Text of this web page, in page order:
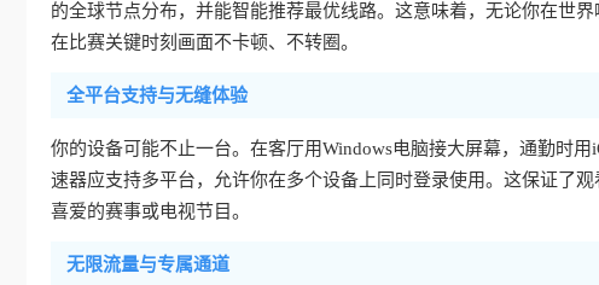
的全球节点分布，并能智能推荐最优线路。这意味着，无论你在世
在比赛关键时刻画面不卡顿、不转圈。
全平台支持与无缝体验
你的设备可能不止一台。在客厅用Windows电脑接大屏幕，通勤时
速器应支持多平台，允许你在多个设备上同时登录使用。这保证了
喜爱的赛事或电视节目。
无限流量与专属通道